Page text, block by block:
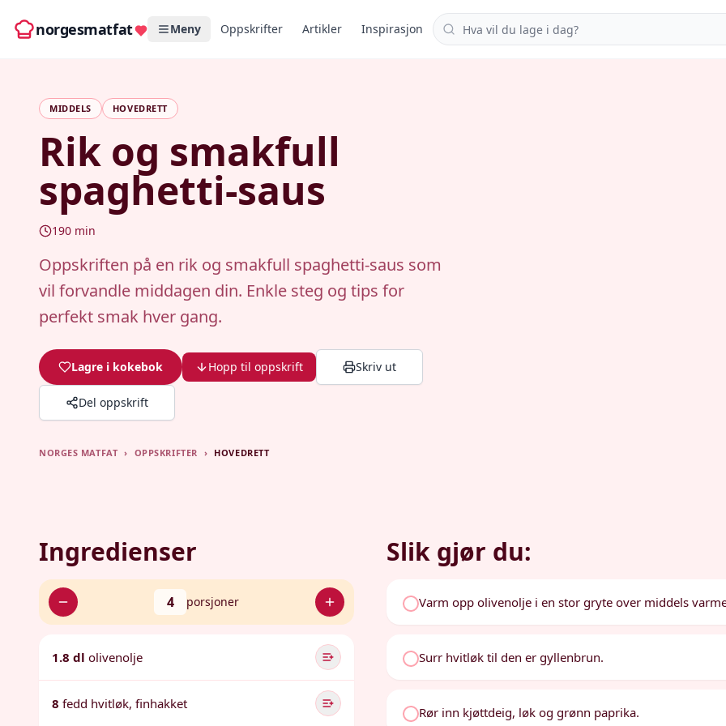
norgesmatfat Meny Oppskrifter Artikler Inspirasjon Søk i oppskrifter
MIDDELS HOVEDRETT
Rik og smakfull
spaghetti-saus
190 min
Oppskriften på en rik og smakfull spaghetti-saus som
vil forvandle middagen din. Enkle steg og tips for
perfekt smak hver gang.
Lagre i kokebok Hopp til oppskrift Skriv ut
Del oppskrift
NORGES MATFAT › OPPSKRIFTER › HOVEDRETT
Ingredienser
4 porsjoner
1.8 dl olivenolje
8 fedd hvitløk, finhakket
Slik gjør du:
Varm opp olivenolje i en stor gryte over middels
Surr hvitløk til den er gyllenbrun.
Rør inn kjøttdeig, løk og grønn paprika.